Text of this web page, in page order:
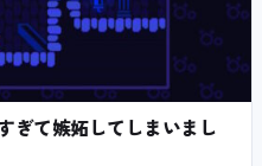
ぎて嫉妬してしまいまし